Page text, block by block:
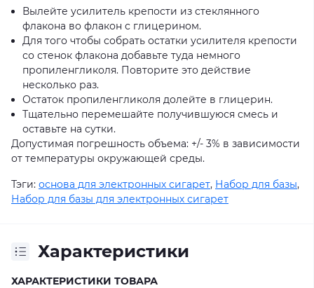
Вылейте усилитель крепости из стеклянного
флакона во флакон с глицерином.
Для того чтобы собрать остатки усилителя крепости
со стенок флакона добавьте туда немного
пропиленгликоля. Повторите это действие
несколько раз.
Остаток пропиленгликоля долейте в глицерин.
Тщательно перемешайте получившуюся смесь и
оставьте на сутки.
Допустимая погрешность объема: +/- 3% в зависимости
от температуры окружающей среды.
Тэги: основа для электронных сигарет, Набор для базы,
Набор для базы для электронных сигарет
Характеристики
ХАРАКТЕРИСТИКИ ТОВАРА